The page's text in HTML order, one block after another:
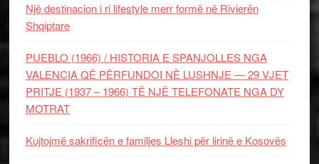
Një destinacion i ri lifestyle merr formë në Rivierën
Shqiptare
PUEBLO (1966) / HISTORIA E SPANJOLLES NGA
VALENCIA QË PËRFUNDOI NË LUSHNJE — 29 VJET
PRITJE (1937 – 1966) TË NJË TELEFONATE NGA DY
MOTRAT
Kujtojmë sakrificën e familjes Lleshi për lirinë e Kosovës